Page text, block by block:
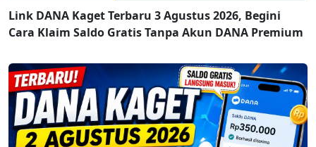
Link DANA Kaget Terbaru 3 Agustus 2026, Begini
Cara Klaim Saldo Gratis Tanpa Akun DANA Premium